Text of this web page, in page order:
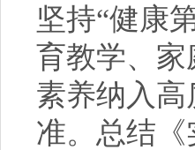
坚持“健康
育教学、
素养纳入
准。总结